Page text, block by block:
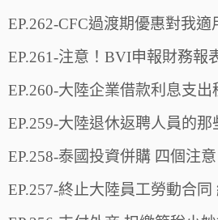
EP.262-CFC過渡期優惠對我適
EP.261-注意！BVI申報財務報
EP.260-大陸企業借款利息支
EP.259-大陸退休返聘人員的那
EP.258-泰國投資併購 四個注意
EP.257-終止大陸員工勞動合